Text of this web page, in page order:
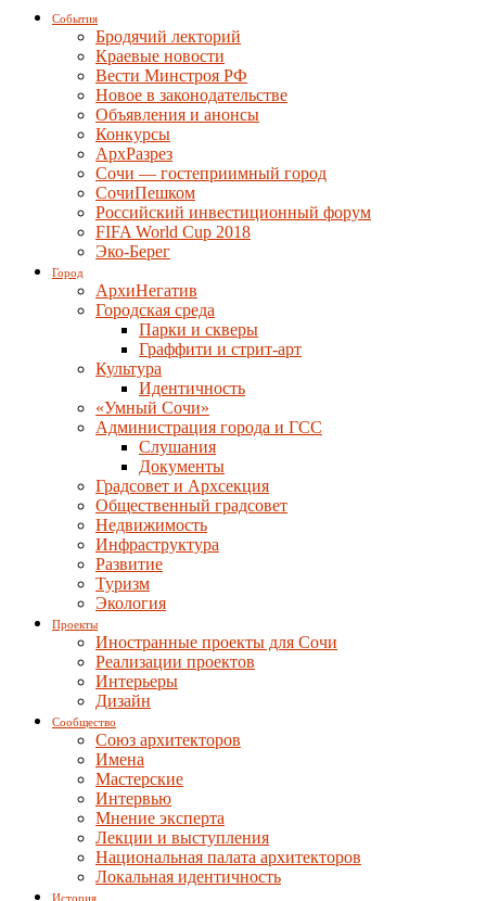
События
Бродячий лекторий
Краевые новости
Вести Минстроя РФ
Новое в законодательстве
Объявления и анонсы
Конкурсы
АрхРазрез
Сочи — гостеприимный город
СочиПешком
Российский инвестиционный форум
FIFA World Cup 2018
Эко-Берег
Город
АрхиНегатив
Городская среда
Парки и скверы
Граффити и стрит-арт
Культура
Идентичность
«Умный Сочи»
Администрация города и ГСС
Слушания
Документы
Градсовет и Архсекция
Общественный градсовет
Недвижимость
Инфраструктура
Развитие
Туризм
Экология
Проекты
Иностранные проекты для Сочи
Реализации проектов
Интерьеры
Дизайн
Сообщество
Союз архитекторов
Имена
Мастерские
Интервью
Мнение эксперта
Лекции и выступления
Национальная палата архитекторов
Локальная идентичность
История